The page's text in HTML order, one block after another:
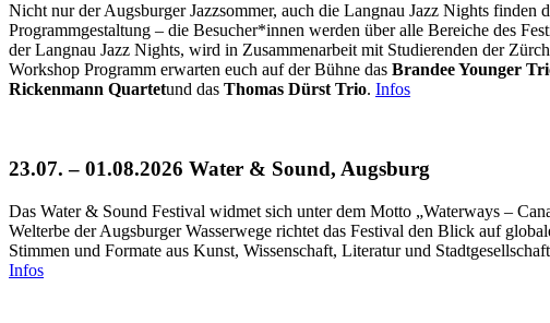
Nicht nur der Augsburger Jazzsommer, auch die Langnau Jazz Nights
Programmgestaltung – die Besucher*innen werden über alle Bereiche des
der Langnau Jazz Nights, wird in Zusammenarbeit mit Studierenden der
Workshop Programm erwarten euch auf der Bühne das Brandee Younger
Rickenmann Quartetund das Thomas Dürst Trio. Infos
23.07. – 01.08.2026 Water & Sound, Augsburg
Das Water & Sound Festival widmet sich unter dem Motto „Waterways –
Welterbe der Augsburger Wasserwege richtet das Festival den Blick auf
Stimmen und Formate aus Kunst, Wissenschaft, Literatur und
Infos